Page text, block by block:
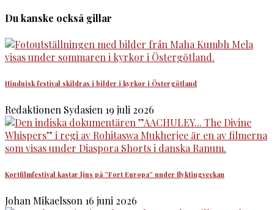
Du kanske också gillar
Hinduisk festival skildras i bilder i kyrkor i Östergötland
Redaktionen Sydasien 19 juli 2026
Kortfilmfestival kastar ljus på ”Fort Europa” under flyktingveckan
Johan Mikaelsson 16 juni 2026